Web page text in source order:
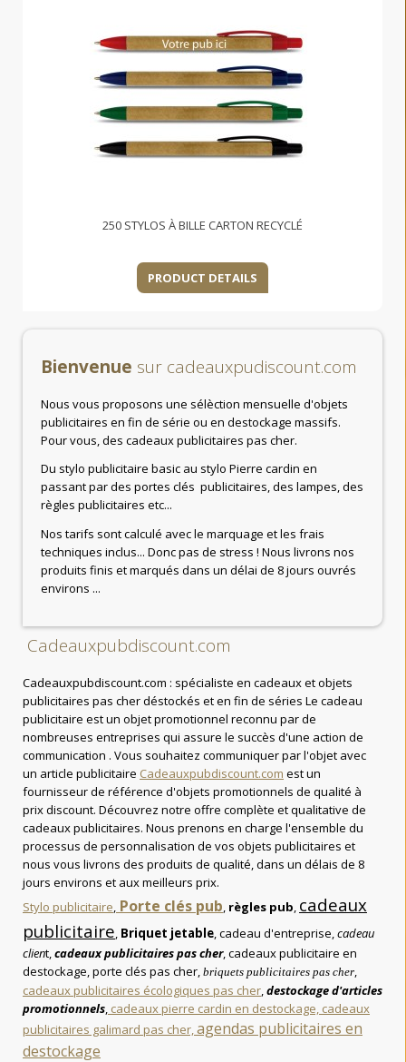
250 STYLOS À BILLE CARTON RECYCLÉ
PRODUCT DETAILS
Bienvenue sur cadeauxpudiscount.com
Nous vous proposons une sélèction mensuelle d'objets
publicitaires en fin de série ou en destockage massifs.
Pour vous, des cadeaux publicitaires pas cher.
Du stylo publicitaire basic au stylo Pierre cardin en
passant par des portes clés publicitaires, des lampes, des
règles publicitaires etc...
Nos tarifs sont calculé avec le marquage et les frais
techniques inclus... Donc pas de stress ! Nous livrons nos
produits finis et marqués dans un délai de 8 jours ouvrés
environs ...
Cadeauxpubdiscount.com
Cadeauxpubdiscount.com : spécialiste en cadeaux et objets
publicitaires pas cher déstockés et en fin de séries Le cadeau
publicitaire est un objet promotionnel reconnu par de
nombreuses entreprises qui assure le succès d'une action de
communication . Vous souhaitez communiquer par l'objet avec
un article publicitaire Cadeauxpubdiscount.com est un
fournisseur de référence d'objets promotionnels de qualité à
prix discount. Découvrez notre offre complète et qualitative de
cadeaux publicitaires. Nous prenons en charge l'ensemble du
processus de personnalisation de vos objets publicitaires et
nous vous livrons des produits de qualité, dans un délais de 8
jours environs et aux meilleurs prix.
Stylo publicitaire, Porte clés pub, règles pub, cadeaux
publicitaire, Briquet jetable, cadeau d'entreprise,cadeau
client,cadeaux publicitaires pas cher, cadeaux publicitaire en
destockage, porte clés pas cher, briquets publicitaires pas cher,
cadeaux publicitaires écologiques pas cher,destockage d'articles
promotionnels, cadeaux pierre cardin en destockage, cadeaux
publicitaires galimard pas cher,agendas publicitaires en
destockage